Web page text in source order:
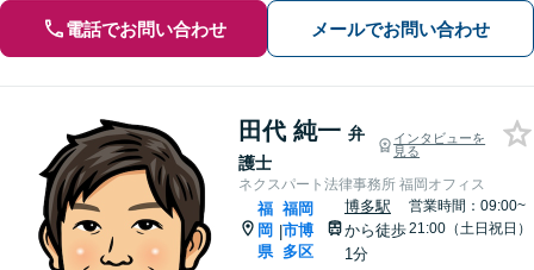
電話でお問い合わせ メールでお問い合わせ
田代 純一 弁
護士
インタビューを
見る
ネクスパート法律事務所 福岡オフィス
福
岡
県
|
福岡
市博
多区
博多駅
から徒歩
1分
営業時間：09:00~
21:00（土日祝日）